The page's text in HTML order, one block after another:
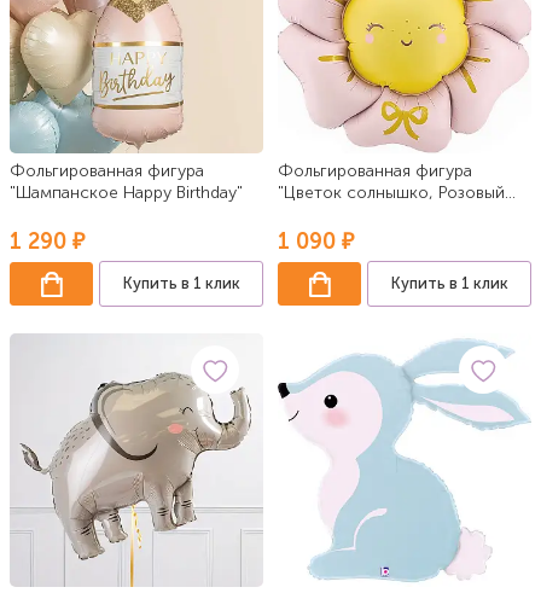
Фольгированная фигура
"Шампанское Happy Birthday"
1 290 ₽
Купить в 1 клик
Фольгированная фигура
"Цветок солнышко, Розовый
1 090 ₽
Купить в 1 клик